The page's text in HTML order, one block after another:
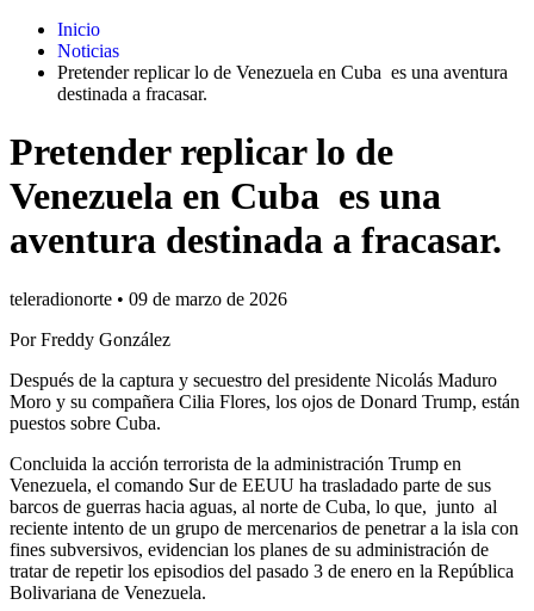
Inicio
Noticias
Pretender replicar lo de Venezuela en Cuba es una aventura
destinada a fracasar.
Pretender replicar lo de
Venezuela en Cuba es una
aventura destinada a fracasar.
teleradionorte • 09 de marzo de 2026
Por Freddy González
Después de la captura y secuestro del presidente Nicolás Maduro
Moro y su compañera Cilia Flores, los ojos de Donard Trump, están
puestos sobre Cuba.
Concluida la acción terrorista de la administración Trump en
Venezuela, el comando Sur de EEUU ha trasladado parte de sus
barcos de guerras hacia aguas, al norte de Cuba, lo que, junto al
reciente intento de un grupo de mercenarios de penetrar a la isla con
fines subversivos, evidencian los planes de su administración de
tratar de repetir los episodios del pasado 3 de enero en la República
Bolivariana de Venezuela.